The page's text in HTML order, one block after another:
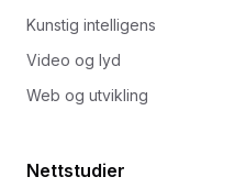
Kunstig intelligens
Video og lyd
Web og utvikling
Nettstudier